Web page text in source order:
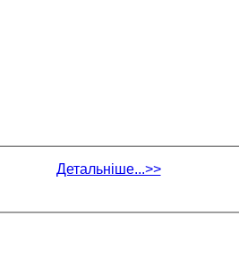
Детальніше...>>